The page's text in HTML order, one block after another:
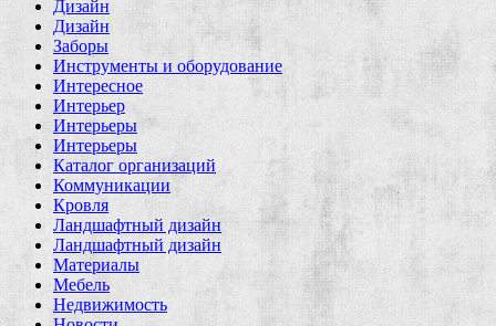
Дизайн
Дизайн
Заборы
Инструменты и оборудование
Интересное
Интерьер
Интерьеры
Интерьеры
Каталог организаций
Коммуникации
Кровля
Ландшафтный дизайн
Ландшафтный дизайн
Материалы
Мебель
Недвижимость